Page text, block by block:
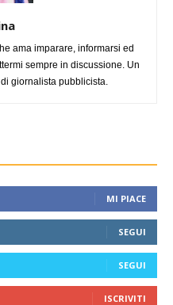
ama imparare, informarsi ed
sempre in discussione. Un
giornalista pubblicista.
MI PIACE
SEGUI
SEGUI
ISCRIVITI